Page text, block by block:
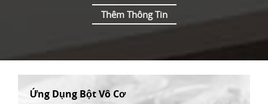
Thêm Thông Tin
Ứng Dụng Bột Vô Cơ